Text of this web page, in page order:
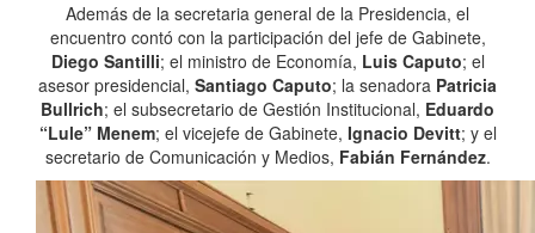
Además de la secretaria general de la Presidencia, el
encuentro contó con la participación del jefe de Gabinete,
Diego Santilli; el ministro de Economía, Luis Caputo; el
asesor presidencial, Santiago Caputo; la senadora Patricia
Bullrich; el subsecretario de Gestión Institucional, Eduardo
“Lule” Menem; el vicejefe de Gabinete, Ignacio Devitt; y el
secretario de Comunicación y Medios, Fabián Fernández.